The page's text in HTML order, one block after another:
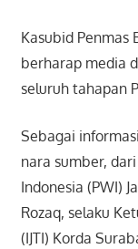
Kasubid Penmas
berharap media
seluruh tahapan
Sebagai
nara sumber,
Indonesia (PWI)
Rozaq, selaku
(IJTI) Korda